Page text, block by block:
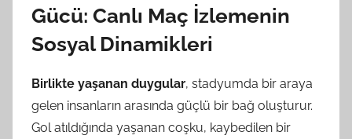
Gücü: Canlı Maç İzlemenin
Sosyal Dinamikleri
Birlikte yaşanan duygular, stadyumda bir araya
gelen insanların arasında güçlü bir bağ oluşturur.
Gol atıldığında yaşanan coşku, kaybedilen bir